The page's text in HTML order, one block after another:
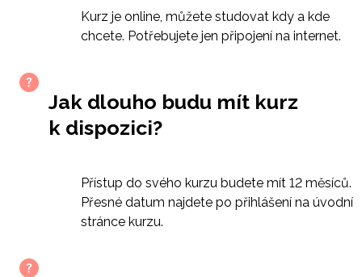
Kurz je online, můžete studovat kdy a kde
chcete. Potřebujete jen připojení na internet.
Jak dlouho budu mít kurz
k dispozici?
Přístup do svého kurzu budete mít 12 měsíců.
Přesné datum najdete po přihlášení na úvodní
stránce kurzu.